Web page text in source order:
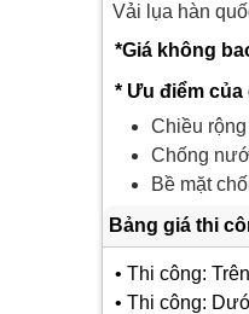
Vải lụa hàn
*Giá không
* Ưu điểm
Chiều
Chống
Bề mặt
Bảng giá thi
• Thi công:
• Thi công: